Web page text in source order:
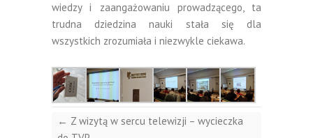
wiedzy i zaangażowaniu prowadzącego, ta
trudna dziedzina nauki stała się dla
wszystkich zrozumiała i niezwykle ciekawa.
← Z wizytą w sercu telewizji – wycieczka